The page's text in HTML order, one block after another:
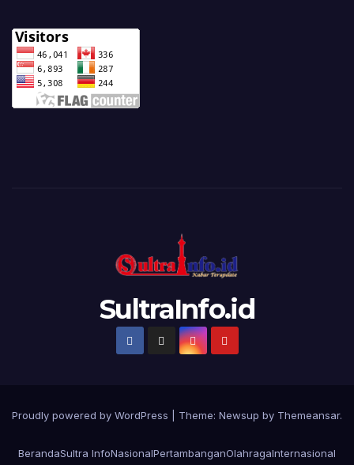
SultraInfo.id
Proudly powered by WordPress Theme: Newsup by Themeansar.
BerandaSultra InfoNasionalPertambanganOlahragaInternasional